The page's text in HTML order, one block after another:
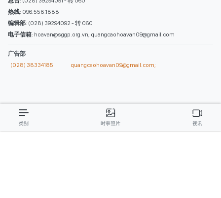
西贡解放报网版权所有
由越南新闻与传播部所属报刊局于2023年09月06日 签发第26/GP-CBC号许可
证
总编辑
副总编辑: 阮玉英、范文长、裴氏红霜、张德义、范氏云英、杨文光、阮德显、
总台: (028) 39294091 - 转 060
热线: 096.558.1888
编辑部: (028) 39294092 - 转 060